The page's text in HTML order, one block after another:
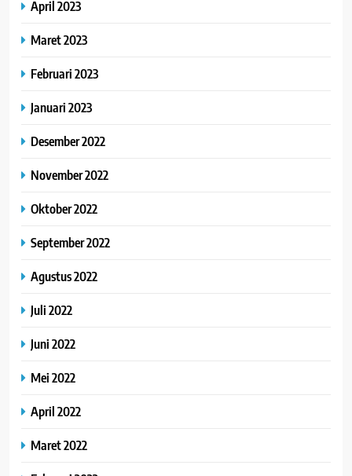
April 2023
Maret 2023
Februari 2023
Januari 2023
Desember 2022
November 2022
Oktober 2022
September 2022
Agustus 2022
Juli 2022
Juni 2022
Mei 2022
April 2022
Maret 2022